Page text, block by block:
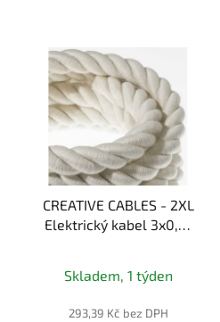
CREATIVE CABLES - 2XL
Elektrický kabel 3x0,75
Skladem, 1 týden
293,39 Kč bez DPH